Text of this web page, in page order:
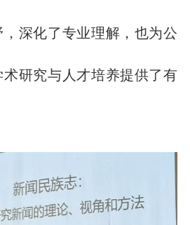
深化了专业理解，也为公
研究与人才培养提供了有